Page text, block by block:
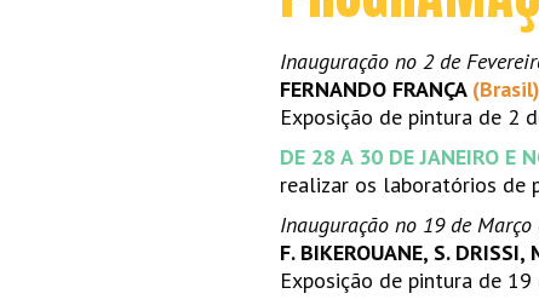
Inauguração no 2 de
FERNANDO FRANÇA
Exposição de pintura de 2
DE 28 A 30 DE JANEIRO E
realizar os laboratórios de
Inauguração no 19 de
F. BIKEROUANE, S. DRISSI,
Exposição de pintura de